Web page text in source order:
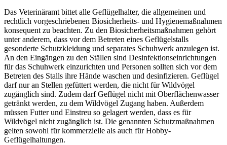
Das Veterinäramt bittet alle Geflügelhalter, die allgemeinen und
rechtlich vorgeschriebenen Biosicherheits- und Hygienemaßnahmen
konsequent zu beachten. Zu den Biosicherheitsmaßnahmen gehört
unter anderem, dass vor dem Betreten eines Geflügelstalls
gesonderte Schutzkleidung und separates Schuhwerk anzulegen ist.
An den Eingängen zu den Ställen sind Desinfektionseinrichtungen
für das Schuhwerk einzurichten und Personen sollten sich vor dem
Betreten des Stalls ihre Hände waschen und desinfizieren. Geflügel
darf nur an Stellen gefüttert werden, die nicht für Wildvögel
zugänglich sind. Zudem darf Geflügel nicht mit Oberflächenwasser
getränkt werden, zu dem Wildvögel Zugang haben. Außerdem
müssen Futter und Einstreu so gelagert werden, dass es für
Wildvögel nicht zugänglich ist. Die genannten Schutzmaßnahmen
gelten sowohl für kommerzielle als auch für Hobby-
Geflügelhaltungen.